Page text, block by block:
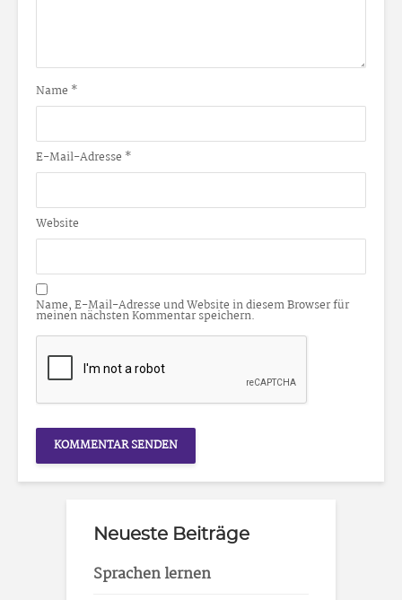
Name *
E-Mail-Adresse *
Website
Name, E-Mail-Adresse und Website in diesem Browser für
meinen nächsten Kommentar speichern.
Neueste Beiträge
Sprachen lernen